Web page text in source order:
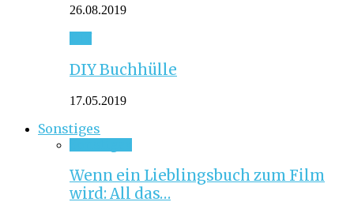
26.08.2019
DIY Buchhülle
17.05.2019
Sonstiges
Wenn ein Lieblingsbuch zum Film
wird: All das…